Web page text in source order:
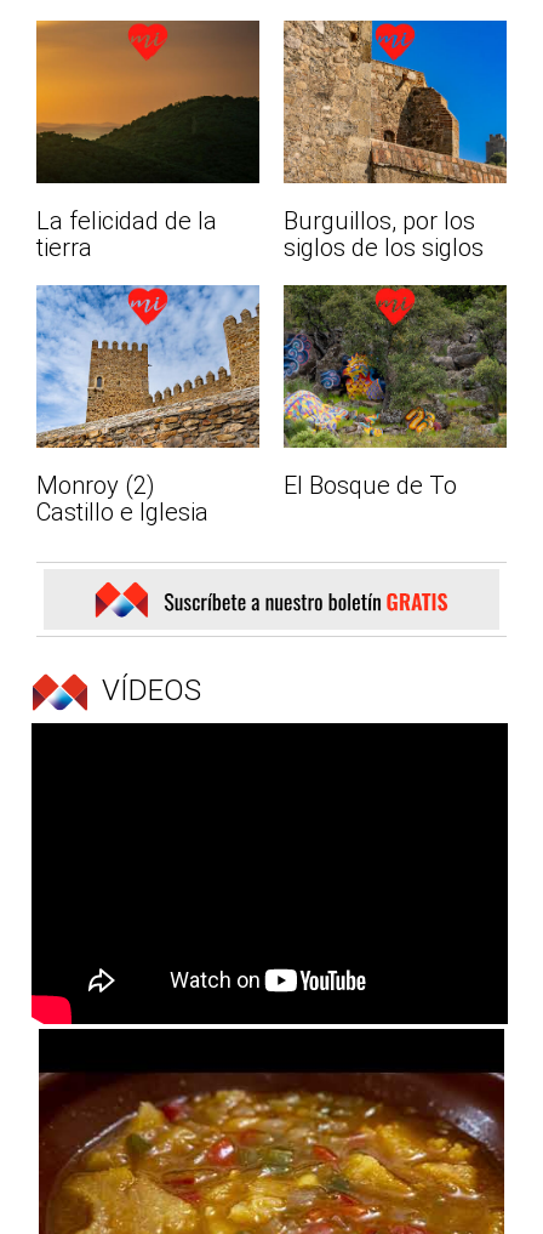
La felicidad de la
tierra
Burguillos, por los
siglos de los siglos
Monroy (2)
Castillo e Iglesia
El Bosque de To
VÍDEOS